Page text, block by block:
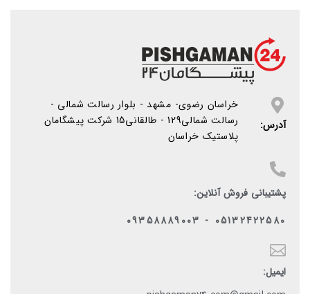
آدرس:
خراسان رضوی- مشهد - بلوار رسالت شمالی -
رسالت شمالی129 - طالقانی15 شرکت پیشگامان
پلاستیک خراسان
پشتیبانی فروش آنلاین:
05132422580 - 09358889003
ایمیل: